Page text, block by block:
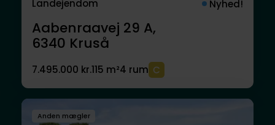
Landejendom Nyhed!
Aabenraavej 29 A,
6340 Kruså
7.495.000 kr.115 m²4 rum
Anden mægler